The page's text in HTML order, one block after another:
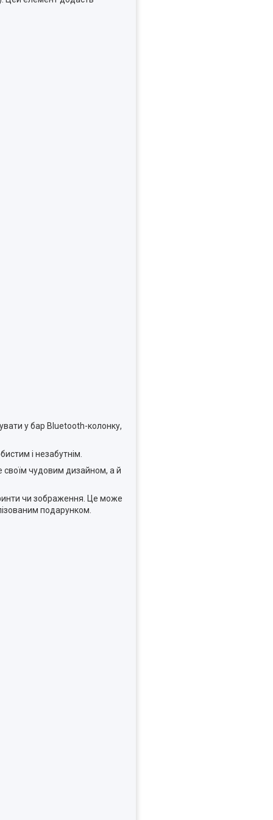
у бар Bluetooth-колонку,
і незабутнім.
своїм чудовим дизайном, а й
чи зображення. Це може
подарунком.